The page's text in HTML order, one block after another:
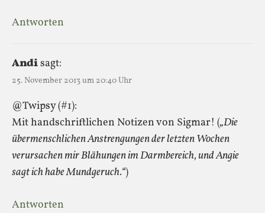
Antworten
Andisagt:
25. November 2013 um 20:40 Uhr
@Twipsy (#1):
Mit handschriftlichen Notizen von Sigmar! („Die
übermenschlichen Anstrengungen der letzten Wochen
verursachen mir Blähungen im Darmbereich, und Angie
sagt ich habe Mundgeruch.“)
Antworten